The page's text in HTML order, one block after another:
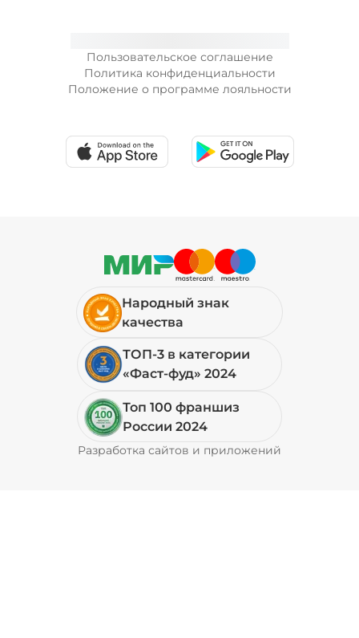
+ Морковь по-корейски (10 г)/
+ Огурцы маринованные (10 г)/10
+ Огурцы свежие (10 г) /10
+ Перец халапеньо (15 г)
Пользовательское соглашение
Политика конфиденциальности
Положение о программе лояльности
Народный знак
качества
ТОП-3 в категории
«Фаст-фуд» 2024
Топ 100 франшиз
России 2024
Разработка сайтов и приложений
Pyrobyte